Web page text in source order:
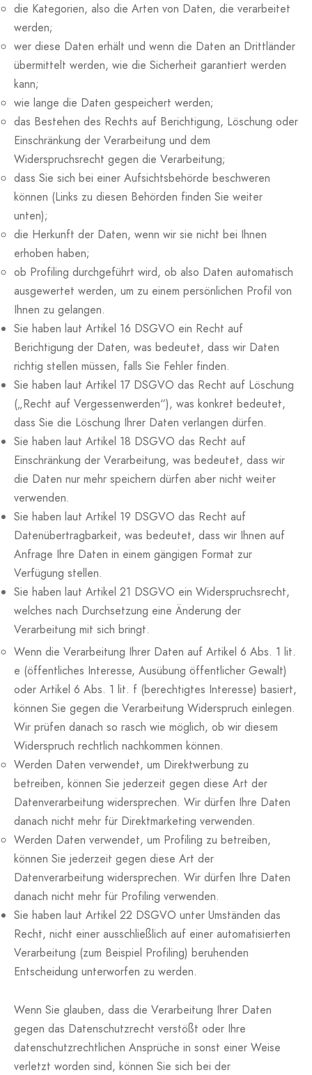
die Kategorien, also die Arten von Daten, die verarbeitet
werden;
wer diese Daten erhält und wenn die Daten an Drittländer
übermittelt werden, wie die Sicherheit garantiert werden
kann;
wie lange die Daten gespeichert werden;
das Bestehen des Rechts auf Berichtigung, Löschung oder
Einschränkung der Verarbeitung und dem
Widerspruchsrecht gegen die Verarbeitung;
dass Sie sich bei einer Aufsichtsbehörde beschweren
können (Links zu diesen Behörden finden Sie weiter
unten);
die Herkunft der Daten, wenn wir sie nicht bei Ihnen
erhoben haben;
ob Profiling durchgeführt wird, ob also Daten automatisch
ausgewertet werden, um zu einem persönlichen Profil von
Ihnen zu gelangen.
Sie haben laut Artikel 16 DSGVO ein Recht auf
Berichtigung der Daten, was bedeutet, dass wir Daten
richtig stellen müssen, falls Sie Fehler finden.
Sie haben laut Artikel 17 DSGVO das Recht auf Löschung
(„Recht auf Vergessenwerden“), was konkret bedeutet,
dass Sie die Löschung Ihrer Daten verlangen dürfen.
Sie haben laut Artikel 18 DSGVO das Recht auf
Einschränkung der Verarbeitung, was bedeutet, dass wir
die Daten nur mehr speichern dürfen aber nicht weiter
verwenden.
Sie haben laut Artikel 19 DSGVO das Recht auf
Datenübertragbarkeit, was bedeutet, dass wir Ihnen auf
Anfrage Ihre Daten in einem gängigen Format zur
Verfügung stellen.
Sie haben laut Artikel 21 DSGVO ein Widerspruchsrecht,
welches nach Durchsetzung eine Änderung der
Verarbeitung mit sich bringt.
Wenn die Verarbeitung Ihrer Daten auf Artikel 6 Abs. 1 lit.
e (öffentliches Interesse, Ausübung öffentlicher Gewalt)
oder Artikel 6 Abs. 1 lit. f (berechtigtes Interesse) basiert,
können Sie gegen die Verarbeitung Widerspruch einlegen.
Wir prüfen danach so rasch wie möglich, ob wir diesem
Widerspruch rechtlich nachkommen können.
Werden Daten verwendet, um Direktwerbung zu
betreiben, können Sie jederzeit gegen diese Art der
Datenverarbeitung widersprechen. Wir dürfen Ihre Daten
danach nicht mehr für Direktmarketing verwenden.
Werden Daten verwendet, um Profiling zu betreiben,
können Sie jederzeit gegen diese Art der
Datenverarbeitung widersprechen. Wir dürfen Ihre Daten
danach nicht mehr für Profiling verwenden.
Sie haben laut Artikel 22 DSGVO unter Umständen das
Recht, nicht einer ausschließlich auf einer automatisierten
Verarbeitung (zum Beispiel Profiling) beruhenden
Entscheidung unterworfen zu werden.
Wenn Sie glauben, dass die Verarbeitung Ihrer Daten
gegen das Datenschutzrecht verstößt oder Ihre
datenschutzrechtlichen Ansprüche in sonst einer Weise
verletzt worden sind, können Sie sich bei der